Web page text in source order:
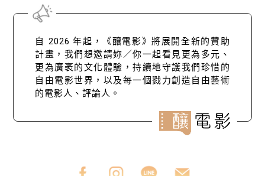
自 2026 年起，《釀電影》將展開全新的贊助
計畫，我們想邀請妳／你一起看見更為多元、
更為廣袤的文化體驗，持續地守護我們珍惜的
自由電影世界，以及每一個戮力創造自由藝術
的電影人、評論人。